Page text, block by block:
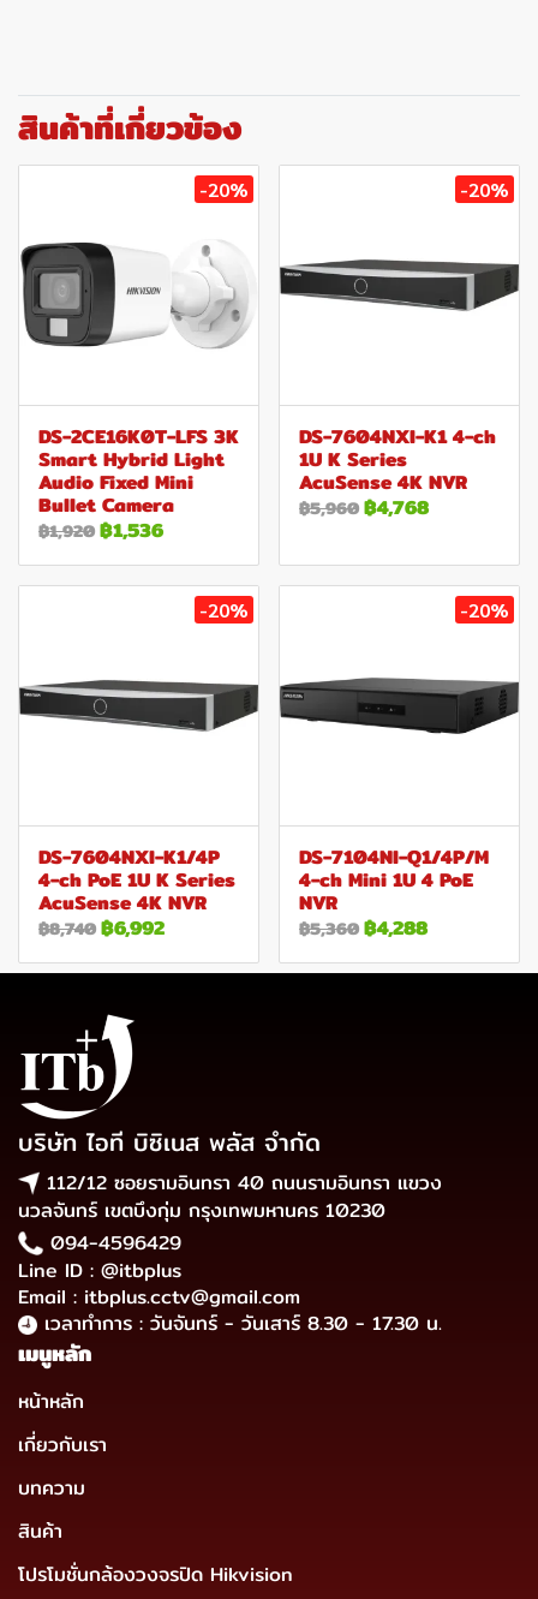
สินค้าที่เกี่ยวข้อง
-20%
DS-2CE16K0T-LFS 3K
Smart Hybrid Light
Audio Fixed Mini
Bullet Camera
฿1,920฿1,536
-20%
DS-7604NXI-K1 4-ch
1U K Series
AcuSense 4K NVR
฿5,960฿4,768
-20%
DS-7604NXI-K1/4P
4-ch PoE 1U K Series
AcuSense 4K NVR
฿8,740฿6,992
-20%
DS-7104NI-Q1/4P/M
4-ch Mini 1U 4 PoE
NVR
฿5,360฿4,288
บริษัท ไอที บิซิเนส พลัส จำกัด
112/12 ซอยรามอินทรา 40 ถนนรามอินทรา แขวง
นวลจันทร์ เขตบึงกุ่ม กรุงเทพมหานคร 10230
094-4596429
Line ID : @itbplus
Email : itbplus.cctv@gmail.com
เวลาทำการ : วันจันทร์ - วันเสาร์ 8.30 - 17.30 น.
เมนูหลัก
หน้าหลัก
เกี่ยวกับเรา
บทความ
สินค้า
โปรโมชั่นกล้องวงจรปิด Hikvision